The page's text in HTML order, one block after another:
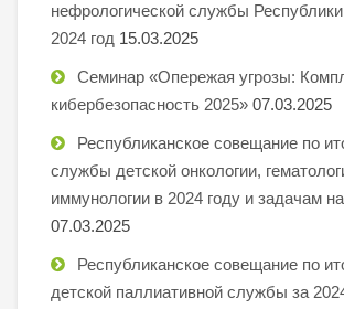
нефрологической службы
2024 год 15.03.2025
Семинар «Опережая угрозы:
кибербезопасность 2025» 07.03.2025
Республиканское совещание по
службы детской онкологии,
иммунологии в 2024 году и задачам
07.03.2025
Республиканское совещание по
детской паллиативной службы за